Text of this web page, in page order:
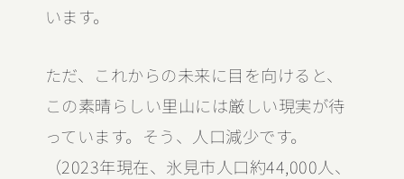
います。
ただ、これからの未来に目を向けると、
この素晴らしい里山には厳しい現実が待
っています。そう、人口減少です。
（2023年現在、氷見市人口約44,000人、